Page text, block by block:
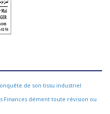
de son tissu industriel
Finances dément toute révision ou